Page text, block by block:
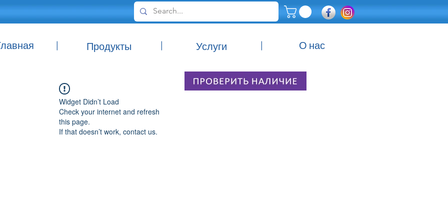
|
|
| О нас
Услуги
Продукты
Widget Didn’t Load
Check your internet and refresh
this page.
If that doesn’t work, contact us.